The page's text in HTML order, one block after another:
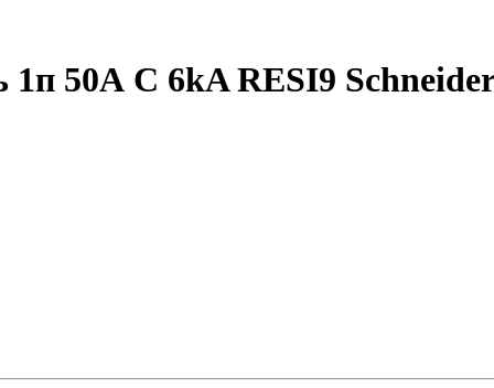
50А С 6kA RESI9